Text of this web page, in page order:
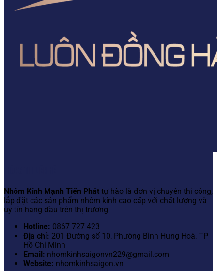
Nhôm Kính Mạnh Tiến Phát tự hào là đơn vị chuyên thi công,
lắp đặt các sản phẩm nhôm kính cao cấp với chất lượng và
uy tín hàng đầu trên thị trường
Hotline: 0867 727 423
Địa chỉ: 201 Đường số 10, Phường Bình Hưng Hoà, TP
Hồ Chí Minh
Email: nhomkinhsaigonvn229@gmail.com
Website: nhomkinhsaigon.vn